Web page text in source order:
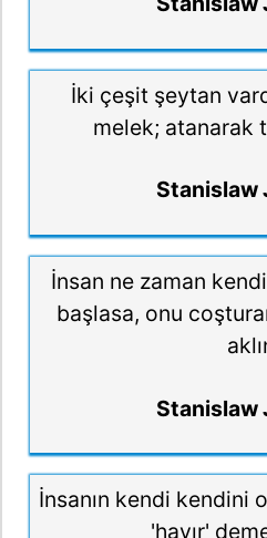
İki çeşit şeytan
melek; atanarak
Stanislaw
İnsan ne zaman
başlasa, onu
Stanislaw
İnsanın kendi kendini
'hayır'